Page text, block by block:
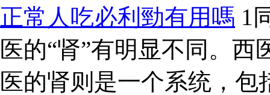
正常人吃必利勁有用嗎 1
医的“肾”有明显不同。
医的肾则是一个系统，